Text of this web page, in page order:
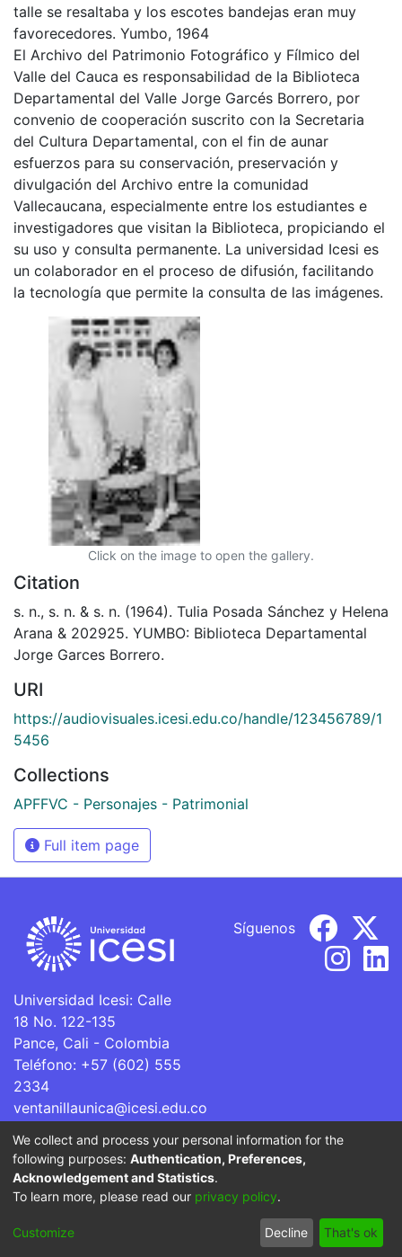
talle se resaltaba y los escotes bandejas eran muy
favorecedores. Yumbo, 1964
El Archivo del Patrimonio Fotográfico y Fílmico del
Valle del Cauca es responsabilidad de la Biblioteca
Departamental del Valle Jorge Garcés Borrero, por
convenio de cooperación suscrito con la Secretaria
del Cultura Departamental, con el fin de aunar
esfuerzos para su conservación, preservación y
divulgación del Archivo entre la comunidad
Vallecaucana, especialmente entre los estudiantes e
investigadores que visitan la Biblioteca, propiciando el
su uso y consulta permanente. La universidad Icesi es
un colaborador en el proceso de difusión, facilitando
la tecnología que permite la consulta de las imágenes.
Click on the image to open the gallery.
Citation
s. n., s. n. & s. n. (1964). Tulia Posada Sánchez y Helena
Arana & 202925. YUMBO: Biblioteca Departamental
Jorge Garces Borrero.
URI
https://audiovisuales.icesi.edu.co/handle/123456789/1
5456
Collections
APFFVC - Personajes - Patrimonial
Full item page
Universidad Icesi: Calle
18 No. 122-135
Pance, Cali - Colombia
Teléfono: +57 (602) 555
2334
ventanillaunica@icesi.edu.co
Síguenos
La Universidad Icesi es una Institución de Educación
Superior que se encuentra sujeta a inspección y vigilancia
por parte del Ministerio de Educación Nacional.
Cookie
End User
Agreement
Send
Feedback
We collect and process your personal information for the
following purposes: Authentication, Preferences,
Acknowledgement and Statistics.
To learn more, please read our privacy policy.
Customize Decline That's ok